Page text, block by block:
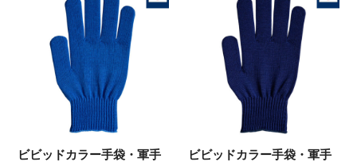
ビビッドカラー手袋・軍手 ビビッドカラー手袋・軍手